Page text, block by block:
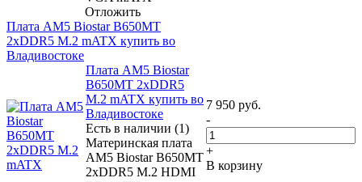
Отложить
Плата AM5 Biostar B650MT
2xDDR5 M.2 mATX купить во
Владивостоке
Плата AM5 Biostar
B650MT 2xDDR5
M.2 mATX купить во
Владивостоке
Есть в наличии (1)
Материнская плата
AM5 Biostar B650MT
2xDDR5 M.2 HDMI
7 950 руб.
-
+
В корзину